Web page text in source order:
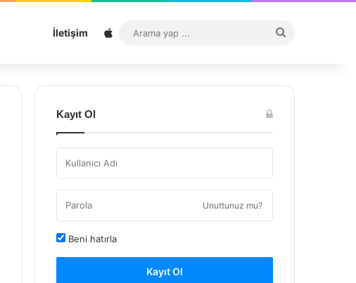
İletişim Sitemap
...
Kayıt Ol
Unuttunuz mu?
Beni hatırla
Kayıt Ol